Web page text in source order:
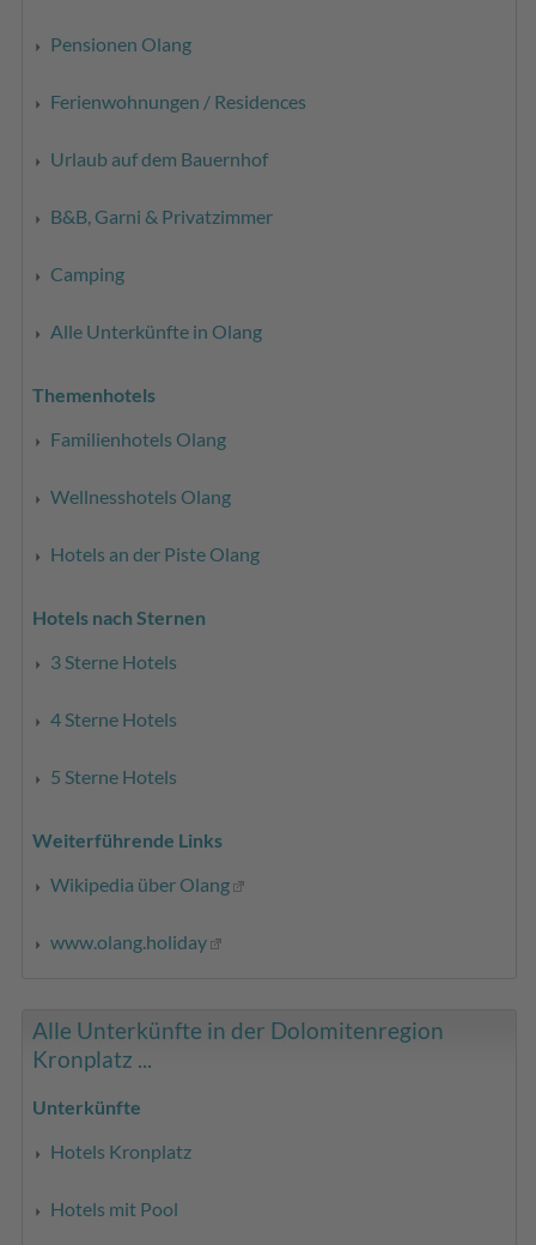
Pensionen Olang
Ferienwohnungen / Residences
Urlaub auf dem Bauernhof
B&B, Garni & Privatzimmer
Camping
Alle Unterkünfte in Olang
Themenhotels
Familienhotels Olang
Wellnesshotels Olang
Hotels an der Piste Olang
Hotels nach Sternen
3 Sterne Hotels
4 Sterne Hotels
5 Sterne Hotels
Weiterführende Links
Wikipedia über Olang
www.olang.holiday
Alle Unterkünfte in der Dolomitenregion
Kronplatz ...
Unterkünfte
Hotels Kronplatz
Hotels mit Pool